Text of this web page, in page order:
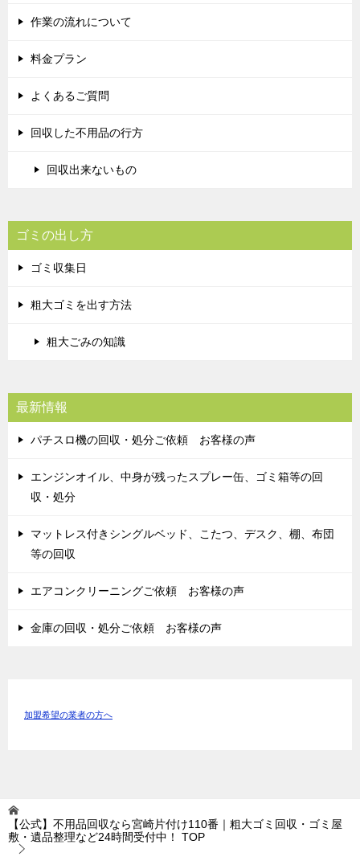
作業の流れについて
料金プラン
よくあるご質問
回収した不用品の行方
回収出来ないもの
ゴミの出し方
ゴミ収集日
粗大ゴミを出す方法
粗大ごみの知識
最新情報
パチスロ機の回収・処分ご依頼 お客様の声
エンジンオイル、中身が残ったスプレー缶、ゴミ箱等の回
収・処分
マットレス付きシングルベッド、こたつ、デスク、棚、布団
等の回収
エアコンクリーニングご依頼 お客様の声
金庫の回収・処分ご依頼 お客様の声
加盟希望の業者の方へ
【公式】不用品回収なら宮崎片付け110番｜粗大ゴミ回収・ゴミ屋
敷・遺品整理など24時間受付中！
TOP